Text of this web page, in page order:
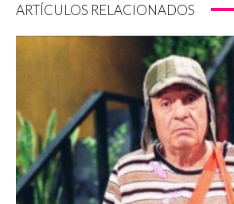
ARTÍCULOS RELACIONADOS